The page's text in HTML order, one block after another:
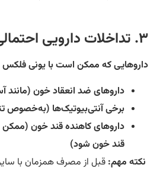
که ممکن است با یونی فلکس
داروهای ضد انعقاد خون (مانند
برخی آنتی‌بیوتیک‌ها (به‌خصوص
داروهای کاهنده قند خون (ممکن
قند خون شود)
مهم:قبل از مصرف همزمان با سایر